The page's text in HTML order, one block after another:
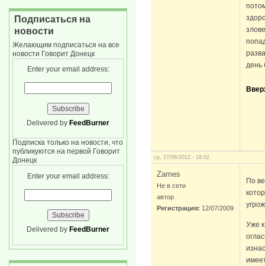
день
ср, 27/06/2012 - 18:02
Zames
Не в сети
автор
Регистрация: 12/07/2009
По
Уже
Подписаться на
новости
Желающим подписаться на все
новости Говорит Донецк
Enter your email address:
Delivered by FeedBurner
Подписка только на новости, что
публикуются на первой Говорит
Донецк
Enter your email address:
Delivered by FeedBurner